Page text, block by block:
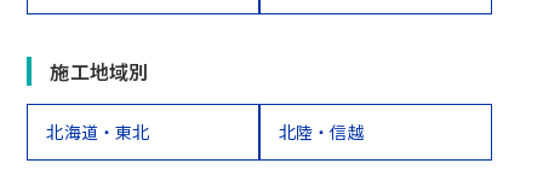
施工地域別
北海道・東北 北陸・信越